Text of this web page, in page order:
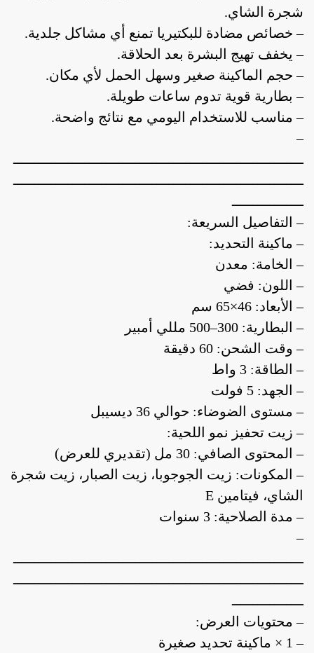
شجرة الشاي.
– خصائص مضادة للبكتيريا تمنع أي مشاكل جلدية.
– يخفف تهيج البشرة بعد الحلاقة.
– حجم الماكينة صغير وسهل الحمل لأي مكان.
– بطارية قوية تدوم ساعات طويلة.
– مناسب للاستخدام اليومي مع نتائج واضحة.
–
ـــــــــــــــــــــــــــــــــــــــــــــــــــــــــــــــــــــ
ـــــــــــــــــــــــــــــــــــــــــــــــــــــــــــــــــــــ
ـــــــــــــــــ
– التفاصيل السريعة:
– ماكينة التحديد:
– الخامة: معدن
– اللون: فضي
– الأبعاد: 46×65 سم
– البطارية: 300–500 مللي أمبير
– وقت الشحن: 60 دقيقة
– الطاقة: 3 واط
– الجهد: 5 فولت
– مستوى الضوضاء: حوالي 36 ديسيبل
– زيت تحفيز نمو اللحية:
– المحتوى الصافي: 30 مل (تقديري للعرض)
– المكونات: زيت الجوجوبا، زيت الصبار، زيت شجرة
الشاي، فيتامين E
– مدة الصلاحية: 3 سنوات
–
ـــــــــــــــــــــــــــــــــــــــــــــــــــــــــــــــــــــ
ـــــــــــــــــــــــــــــــــــــــــــــــــــــــــــــــــــــ
ـــــــــــــــــ
– محتويات العرض:
– 1 × ماكينة تحديد صغيرة